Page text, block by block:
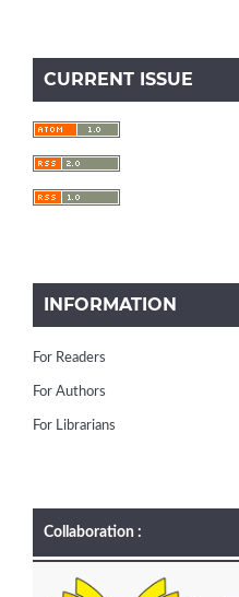
CURRENT ISSUE
INFORMATION
For Readers
For Authors
For Librarians
Collaboration :